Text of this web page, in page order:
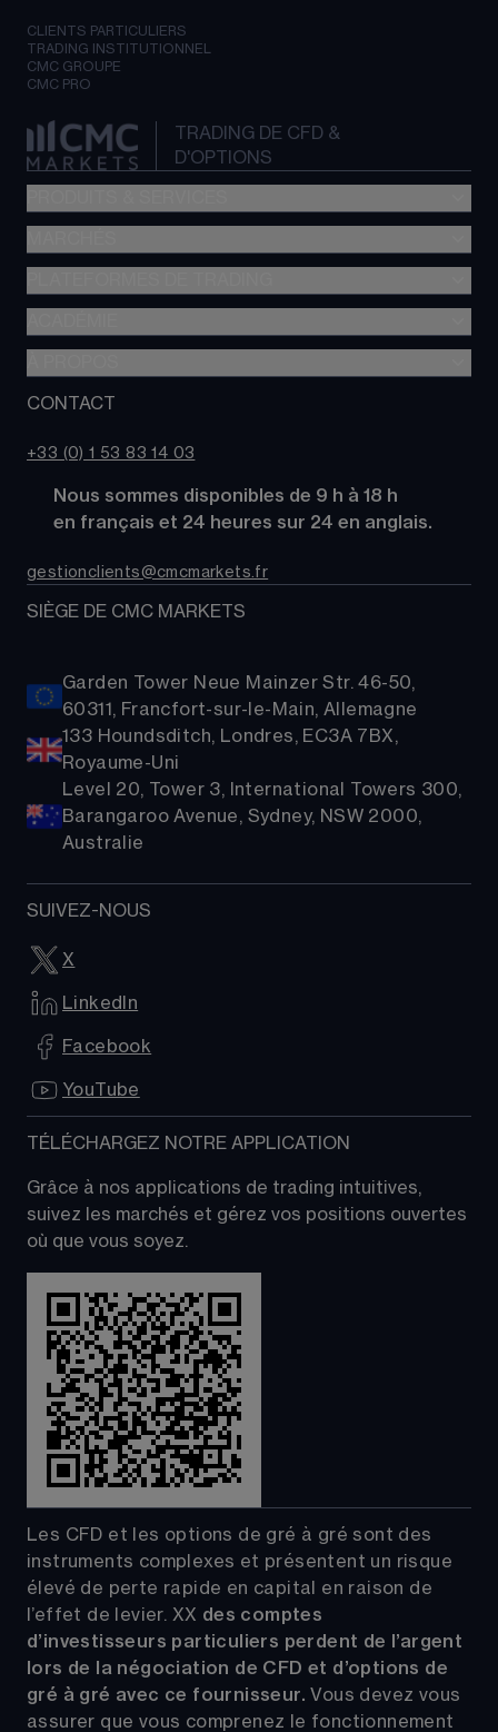
CLIENTS PARTICULIERS
TRADING INSTITUTIONNEL
CMC GROUPE
CMC PRO
TRADING DE CFD &
D'OPTIONS
Trading d’options
Comparez des comptes
Coûts
Alpha
Actions
Matières Premières
ETFs
Paniers d'Actions
Glossaire
Nos analystes de marché
À propos de CMC Markets
Support
CONTACT
+33 (0) 1 53 83 14 03
      Nous sommes disponibles de 9 h à 18 h
      en français et 24 heures sur 24 en anglais.
gestionclients@cmcmarkets.fr
SIÈGE DE CMC MARKETS
Garden Tower Neue Mainzer Str. 46-50,
60311, Francfort-sur-le-Main, Allemagne
133 Houndsditch, Londres, EC3A 7BX,
Royaume-Uni
Level 20, Tower 3, International Towers 300,
Barangaroo Avenue, Sydney, NSW 2000,
Australie
SUIVEZ-NOUS
X
LinkedIn
Facebook
YouTube
TÉLÉCHARGEZ NOTRE APPLICATION
Grâce à nos applications de trading intuitives,
suivez les marchés et gérez vos positions ouvertes
où que vous soyez.
Les CFD et les options de gré à gré sont des
instruments complexes et présentent un risque
élevé de perte rapide en capital en raison de
l’effet de levier. XX des comptes
d’investisseurs particuliers perdent de l’argent
lors de la négociation de CFD et d’options de
gré à gré avec ce fournisseur. Vous devez vous
assurer que vous comprenez le fonctionnement